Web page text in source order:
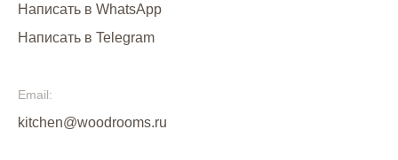
Написать в WhatsApp
Написать в Telegram
Email:
kitchen@woodrooms.ru